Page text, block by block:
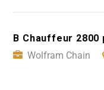
B Chauffeur 2800
Wolfram Chain